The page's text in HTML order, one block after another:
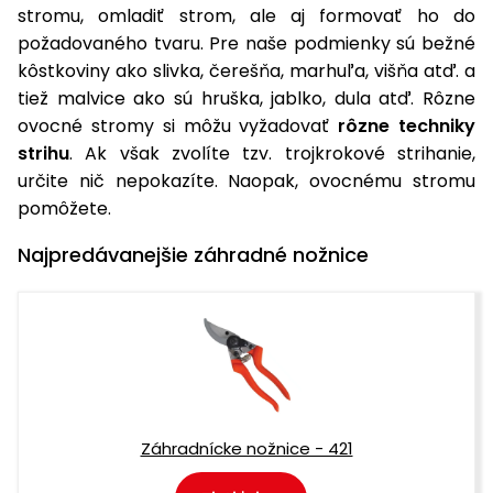
Náhradné
nože
Vidly
Štiepačky
dreva
Drviče
vetiev
Špalíkovače
Fukáre a
vysávače
Rozmetadlá
boxy
Ochrana
rastlín
Záhradné
koše
Krhly
obrubníky
Tieniace
textílie
Odpudzovače
a pasce
Príslušenstvo
stoly
Vibračné
dosky
Transportéry
Rezačky
betón
Vykurovanie
Seniorské
vozíky
Prilby
Doplnky
stromu, omladiť strom, ale aj formovať ho do
požadovaného tvaru. Pre naše podmienky sú bežné
kôstkoviny ako slivka, čerešňa, marhuľa, višňa atď. a
tiež malvice ako sú hruška, jablko, dula atď. Rôzne
ovocné stromy si môžu vyžadovať rôzne techniky
strihu. Ak však zvolíte tzv. trojkrokové strihanie,
určite nič nepokazíte. Naopak, ovocnému stromu
pomôžete.
Najpredávanejšie záhradné nožnice
Záhradnícke nožnice - 421